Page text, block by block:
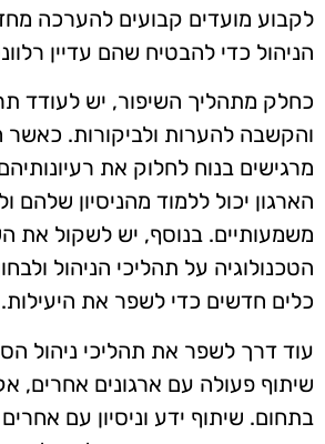
לקבוע מועדים קבועים להערכה
הניהול כדי להבטיח שהם עדיין
כחלק מתהליך השיפור, יש לעודד
והקשבה להערות ולביקורות. כאשר
מרגישים בנוח לחלוק את
הארגון יכול ללמוד מהניסיון שלהם
משמעותיים. בנוסף, יש לשקול את
הטכנולוגיה על תהליכי הניהול
כלים חדשים כדי לשפר את היעילות.
עוד דרך לשפר את תהליכי ניהול
שיתוף פעולה עם ארגונים אחרים,
בתחום. שיתוף ידע וניסיון עם